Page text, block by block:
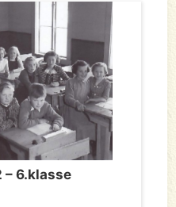
– 6.klasse